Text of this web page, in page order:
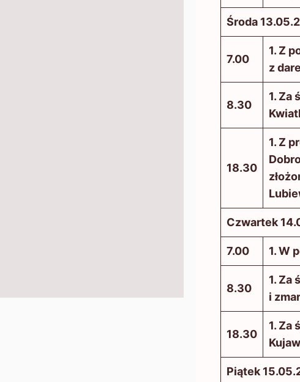
Środa
7.00
1. Z
z
8.30
1. Za
18.30
1. Z
Czwartek
7.00 1. W
8.30
1. Za
i
18.30
1. Za
Piątek